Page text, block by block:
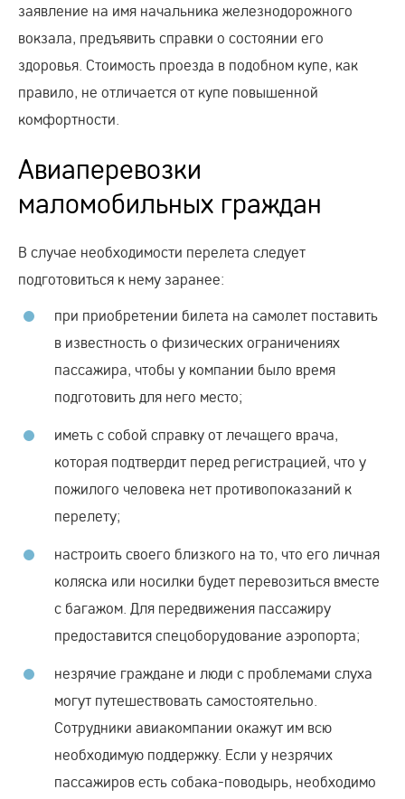
заявление на имя начальника железнодорожного
вокзала, предъявить справки о состоянии его
здоровья. Стоимость проезда в подобном купе, как
правило, не отличается от купе повышенной
комфортности.
Авиаперевозки
маломобильных граждан
В случае необходимости перелета следует
подготовиться к нему заранее:
при приобретении билета на самолет поставить
в известность о физических ограничениях
пассажира, чтобы у компании было время
подготовить для него место;
иметь с собой справку от лечащего врача,
которая подтвердит перед регистрацией, что у
пожилого человека нет противопоказаний к
перелету;
настроить своего близкого на то, что его личная
коляска или носилки будет перевозиться вместе
с багажом. Для передвижения пассажиру
предоставится спецоборудование аэропорта;
незрячие граждане и люди с проблемами слуха
могут путешествовать самостоятельно.
Сотрудники авиакомпании окажут им всю
необходимую поддержку. Если у незрячих
пассажиров есть собака-поводырь, необходимо